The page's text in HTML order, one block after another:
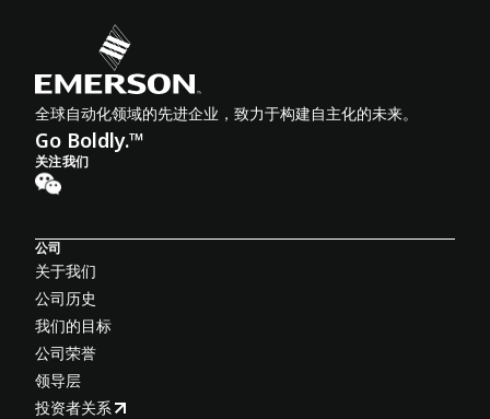
全球自动化领域的先进企业，致力于构建自主化的未来。
Go Boldly.™
关注我们
公司
关于我们
公司历史
我们的目标
公司荣誉
领导层
投资者关系